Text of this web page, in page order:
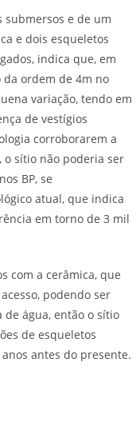
submersos e de um
e dois esqueletos
indica que, em
da ordem de 4m no
variação, tendo em
de vestígios
corroborarem a
o sítio não poderia ser
BP, se
atual, que indica
em torno de 3 mil
com a cerâmica, que
podendo ser
água, então o sítio
de esqueletos
antes do presente.